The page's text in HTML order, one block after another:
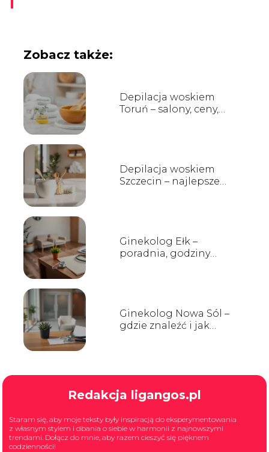
Zobacz także:
Depilacja woskiem
Toruń – salony, ceny,
Depilacja woskiem
Szczecin – najlepsze
Ginekolog Ełk –
poradnia, godziny
Ginekolog Nowa Sól –
gdzie znaleźć i jak
Redakcja ligangos.pl
Staram się, aby moje teksty były inspiracją do eksperymentowania
z własnym stylem i dbania o siebie w harmonii z najnowszymi
trendami. Dołącz do mnie, aby razem cieszyć się pięknem
codzienności!